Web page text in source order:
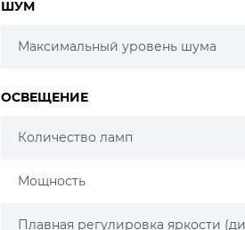
ШУМ
Максимальный уровень шума
ОСВЕЩЕНИЕ
Количество ламп
Мощность
Плавная регулировка яркости